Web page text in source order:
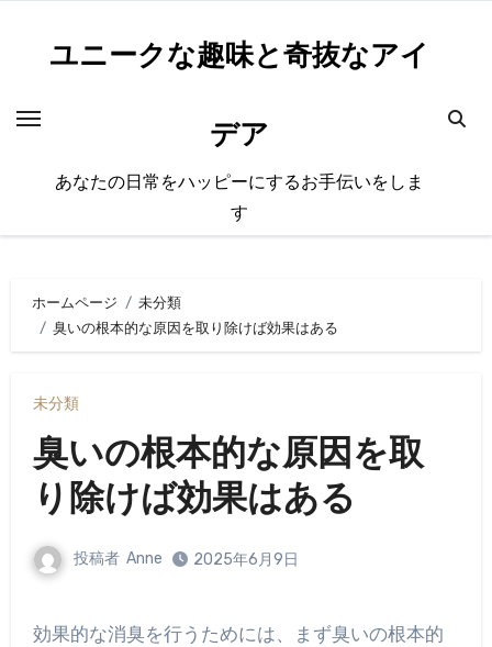
ユニークな趣味と奇抜なアイ
デア
あなたの日常をハッピーにするお手伝いをしま
す
ホームページ
未分類
臭いの根本的な原因を取り除けば効果はある
未分類
臭いの根本的な原因を取
り除けば効果はある
投稿者 Anne 2025年6月9日
効果的な消臭を行うためには、まず臭いの根本的